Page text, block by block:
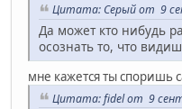
Цитата: Серый от 9
Да может кто нибудь
осознать то, что
мне кажется ты споришь
Цитата: fidel от 9